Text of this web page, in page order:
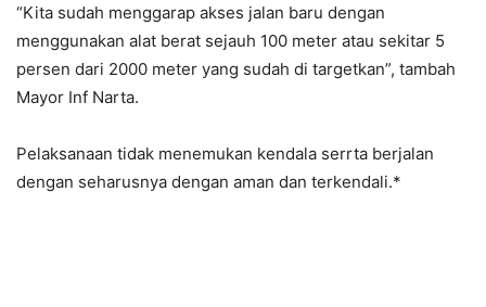
“Kita sudah menggarap akses jalan baru dengan
menggunakan alat berat sejauh 100 meter atau sekitar 5
persen dari 2000 meter yang sudah di targetkan”, tambah
Mayor Inf Narta.
Pelaksanaan tidak menemukan kendala serrta berjalan
dengan seharusnya dengan aman dan terkendali.*